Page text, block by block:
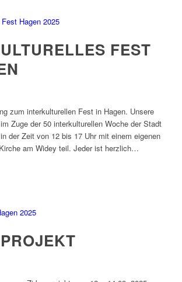
FEST
zum interkulturellen Fest in Hagen. Unsere
Zuge der 50 interkulturellen Woche der Stadt
der Zeit von 12 bis 17 Uhr mit einem eigenen
am Widey teil. Jeder ist herzlich…